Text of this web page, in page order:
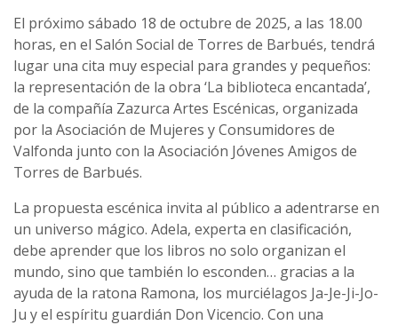
El próximo sábado 18 de octubre de 2025, a las 18.00
horas, en el Salón Social de Torres de Barbués, tendrá
lugar una cita muy especial para grandes y pequeños:
la representación de la obra ‘La biblioteca encantada’,
de la compañía Zazurca Artes Escénicas, organizada
por la Asociación de Mujeres y Consumidores de
Valfonda junto con la Asociación Jóvenes Amigos de
Torres de Barbués.
La propuesta escénica invita al público a adentrarse en
un universo mágico. Adela, experta en clasificación,
debe aprender que los libros no solo organizan el
mundo, sino que también lo esconden… gracias a la
ayuda de la ratona Ramona, los murciélagos Ja-Je-Ji-Jo-
Ju y el espíritu guardián Don Vicencio. Con una